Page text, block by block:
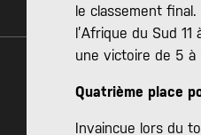
le classement
l’Afrique du Sud
une victoire de 5 à
Quatrième place
Invaincue lors du